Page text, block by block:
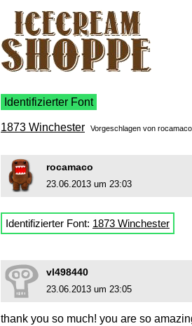
Identifizierter Font
1873 Winchester Vorgeschlagen von rocamaco
rocamaco
23.06.2013 um 23:03
Identifizierter Font: 1873 Winchester
vl498440
23.06.2013 um 23:05
thank you so much! you are so